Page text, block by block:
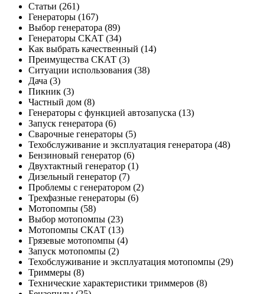
Статьи (261)
Генераторы (167)
Выбор генератора (89)
Генераторы СКАТ (34)
Как выбрать качественный (14)
Преимущества СКАТ (3)
Ситуации использования (38)
Дача (3)
Пикник (3)
Частный дом (8)
Генераторы с функцией автозапуска (13)
Запуск генератора (6)
Сварочные генераторы (5)
Техобслуживание и эксплуатация генератора (48)
Бензиновый генератор (6)
Двухтактный генератор (1)
Дизельный генератор (7)
Проблемы с генератором (2)
Трехфазные генераторы (6)
Мотопомпы (58)
Выбор мотопомпы (23)
Мотопомпы СКАТ (13)
Грязевые мотопомпы (4)
Запуск мотопомпы (2)
Техобслуживание и эксплуатация мотопомпы (29)
Триммеры (8)
Технические характеристики триммеров (8)